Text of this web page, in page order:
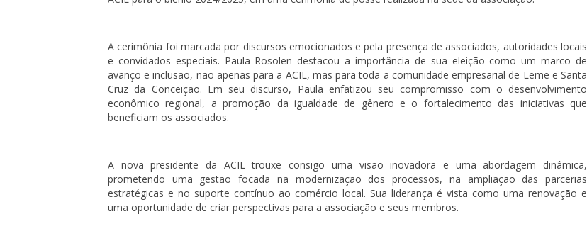
A cerimônia foi marcada por discursos emocionados e pela presença de associados, autoridades locais
e convidados especiais. Paula Rosolen destacou a importância de sua eleição como um marco de
avanço e inclusão, não apenas para a ACIL, mas para toda a comunidade empresarial de Leme e Santa
Cruz da Conceição. Em seu discurso, Paula enfatizou seu compromisso com o desenvolvimento
econômico regional, a promoção da igualdade de gênero e o fortalecimento das iniciativas que
beneficiam os associados.
A nova presidente da ACIL trouxe consigo uma visão inovadora e uma abordagem dinâmica,
prometendo uma gestão focada na modernização dos processos, na ampliação das parcerias
estratégicas e no suporte contínuo ao comércio local. Sua liderança é vista como uma renovação e
uma oportunidade de criar perspectivas para a associação e seus membros.